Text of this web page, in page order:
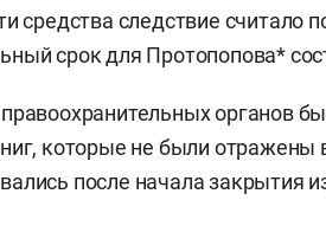
средства следствие считало
срок для Протопопова*
органов
которые не были отражены
после начала закрытия